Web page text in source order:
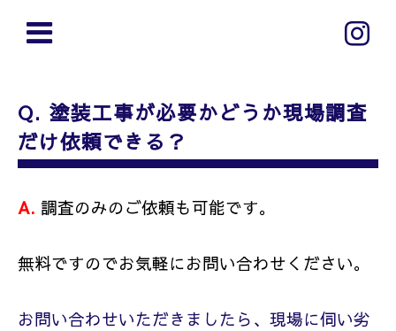
Q. 塗装工事が必要かどうか現場調査
だけ依頼できる？
A. 調査のみのご依頼も可能です。
無料ですのでお気軽にお問い合わせください。
お問い合わせいただきましたら、現場に伺い劣